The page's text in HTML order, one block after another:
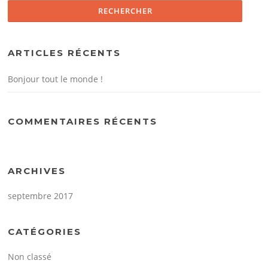
ARTICLES RÉCENTS
Bonjour tout le monde !
COMMENTAIRES RÉCENTS
ARCHIVES
septembre 2017
CATÉGORIES
Non classé